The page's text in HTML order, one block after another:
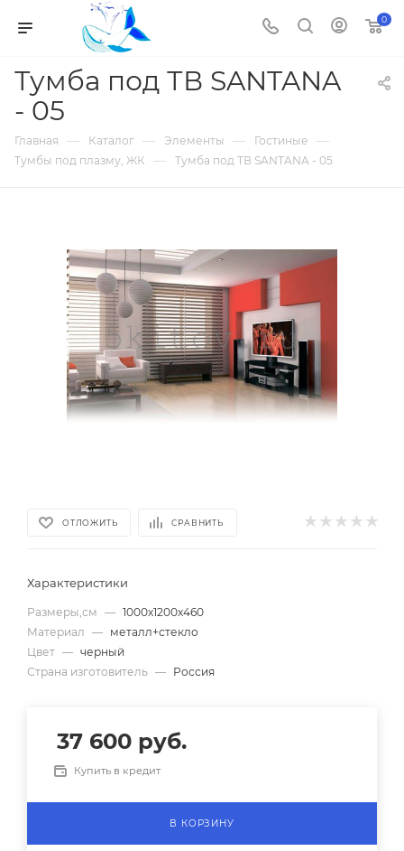
0
Тумба под ТВ SANTANA
- 05
Главная — Каталог — Элементы — Гостиные —
Тумбы под плазму, ЖК — Тумба под ТВ SANTANA - 05
ОТЛОЖИТЬ СРАВНИТЬ
Характеристики
Размеры,см — 1000х1200х460
Материал — металл+стекло
Цвет — черный
Страна изготовитель — Россия
37 600 руб.
Купить в кредит
В КОРЗИНУ